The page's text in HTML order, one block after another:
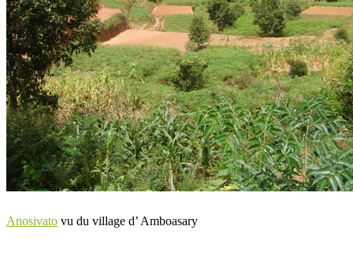
Anosivato vu du village d’ Amboasary